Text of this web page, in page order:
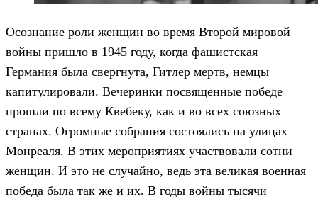
Осознание роли женщин во время Второй мировой
войны пришло в 1945 году, когда фашистская
Германия была свергнута, Гитлер мертв, немцы
капитулировали. Вечеринки посвященные победе
прошли по всему Квебеку, как и во всех союзных
странах. Огромные собрания состоялись на улицах
Монреаля. В этих мероприятиях участвовали сотни
женщин. И это не случайно, ведь эта великая военная
победа была так же и их. В годы войны тысячи